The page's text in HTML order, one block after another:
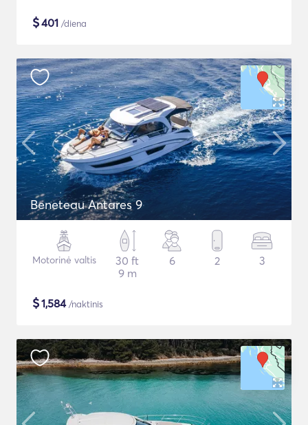
$401 /diena
Beneteau Antares 9
Motorinė valtis
30 ft
9 m
6 2 3
$1,584/naktinis